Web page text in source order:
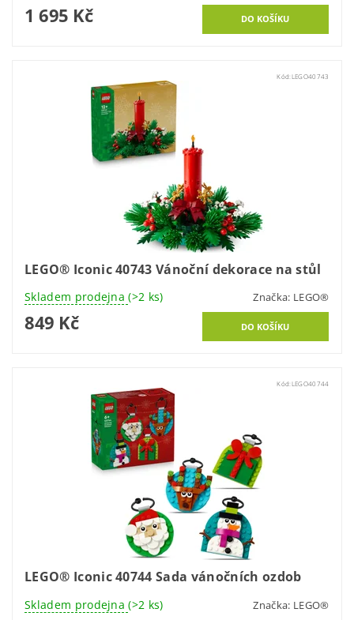
1 695 Kč
Kód: LEGO40743
LEGO® Iconic 40743 Vánoční dekorace na stůl
Skladem prodejna(>2 ks) Značka: LEGO®
849 Kč
Kód:LEGO40744
LEGO® Iconic 40744 Sada vánočních ozdob
Skladem prodejna(>2 ks) Značka: LEGO®